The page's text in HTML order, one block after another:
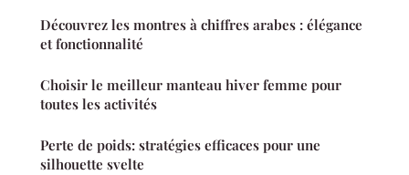
Découvrez les montres à chiffres arabes : élégance
et fonctionnalité
Choisir le meilleur manteau hiver femme pour
toutes les activités
Perte de poids: stratégies efficaces pour une
silhouette svelte